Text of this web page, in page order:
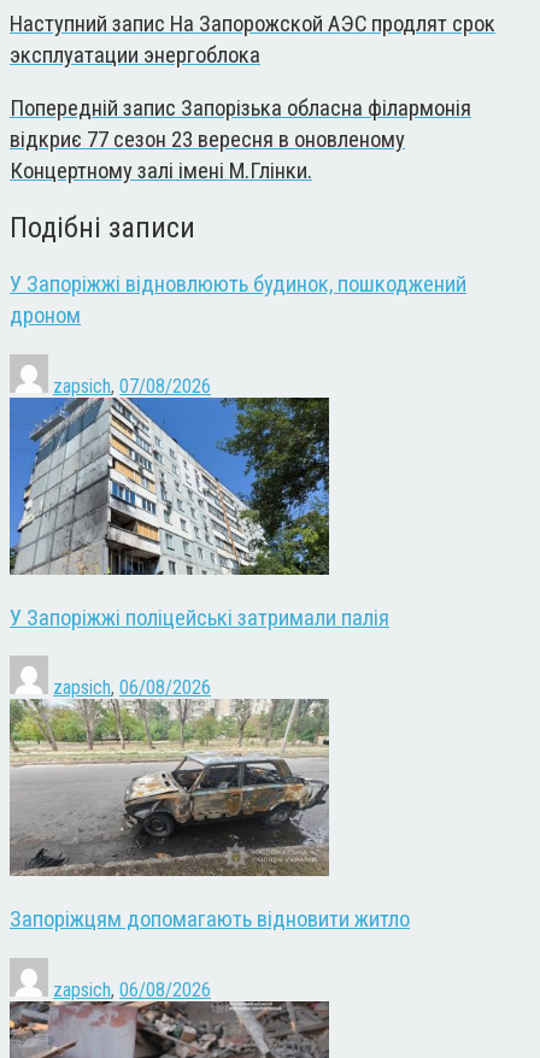
Наступний запис На Запорожской АЭС продлят срок
эксплуатации энергоблока
Попередній запис Запорізька обласна філармонія
відкриє 77 сезон 23 вересня в оновленому
Концертному залі імені М.Глінки.
Подібні записи
У Запоріжжі відновлюють будинок, пошкоджений
дроном
zapsich, 07/08/2026
У Запоріжжі поліцейські затримали палія
zapsich, 06/08/2026
Запоріжцям допомагають відновити житло
zapsich, 06/08/2026